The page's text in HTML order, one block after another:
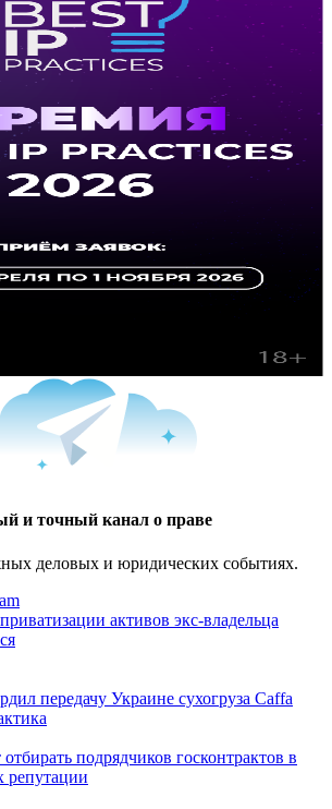
и точный канал о праве
деловых и юридических событиях.
активов экс-владельца
передачу Украине сухогруза Caffa
подрядчиков госконтрактов в
репутации